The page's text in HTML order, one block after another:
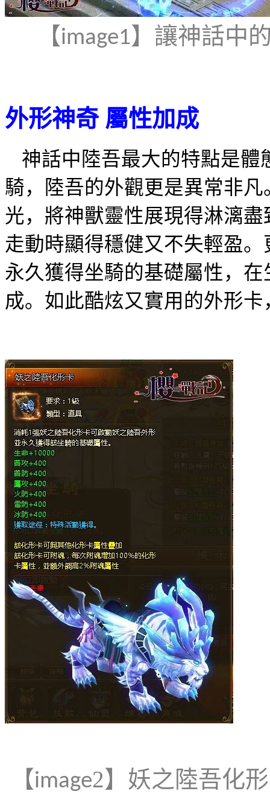
【image1】讓神話中
外形神奇 屬性加成
神話中陸吾最大的特點是
騎，陸吾的外觀更是異常非
光，將神獸靈性展現得淋漓
走動時顯得穩健又不失輕盈
永久獲得坐騎的基礎屬性，
成。如此酷炫又實用的外形
【image2】 妖之陸吾化